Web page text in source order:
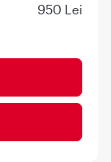
950 Lei